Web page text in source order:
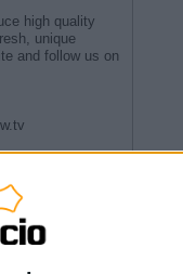
high quality
unique
and follow us on